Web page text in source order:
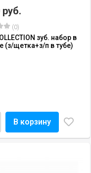
руб.
(0)
зуб. набор в
(з/щетка+з/п в тубе)
В корзину